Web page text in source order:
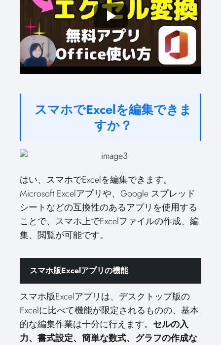
スマホでExcelを編集できま
すか？
はい、スマホでExcelを編集できます。
Microsoft Excelアプリや、Google スプレッド
シートなどの互換性のあるアプリを使用する
ことで、スマホ上でExcelファイルの作成、編
集、閲覧が可能です。
スマホ版Excelアプリの機能
スマホ版Excelアプリは、デスクトップ版の
Excelに比べて機能が限定されるものの、基本
的な編集作業は十分に行えます。 セルの入
力、書式設定、簡単な数式、グラフの作成な